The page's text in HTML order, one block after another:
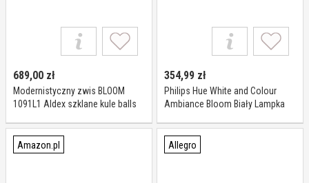
689,00 zł
Modernistyczny zwis BLOOM
1091L1 Aldex szklane kule balls
354,99 zł
Philips Hue White and Colour
Ambiance Bloom Biały Lampka
Amazon.pl Allegro